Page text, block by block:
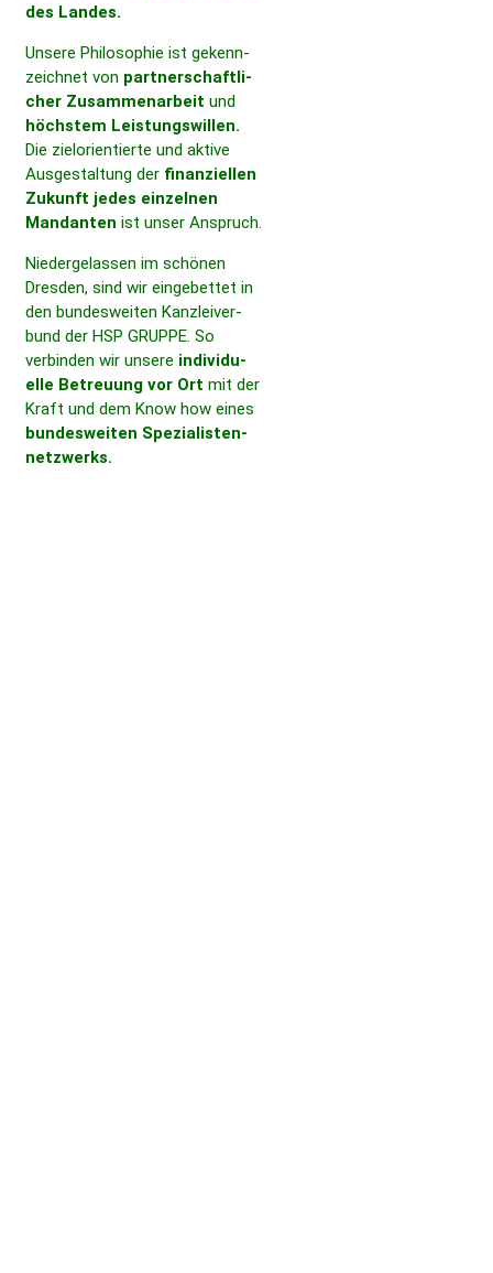
des Landes.
Unsere Philo­so­phie ist gekenn­
zeichnet von part­ner­schaft­li­
cher Zusam­men­ar­beit und
höchstem Leis­tungs­willen.
Die ziel­ori­en­tierte und aktive
Ausge­stal­tung der finan­zi­ellen
Zukunft jedes einzelnen
Mandanten ist unser Anspruch.
Nieder­ge­lassen im schönen
Dresden, sind wir einge­bettet in
den bundes­weiten Kanz­lei­ver­
bund der HSP GRUPPE. So
verbinden wir unsere indi­vi­du­
elle Betreuung vor Ort mit der
Kraft und dem Know how eines
bundes­weiten Spezia­lis­ten­
netz­werks.